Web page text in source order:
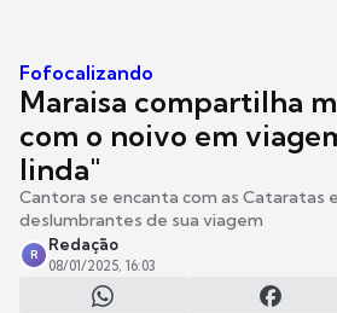
Fofocalizando
Maraisa compartilha
com o noivo em
linda"
Cantora se encanta com as Cataratas
deslumbrantes de sua viagem
R
Redação
08/01/2025, 16:03